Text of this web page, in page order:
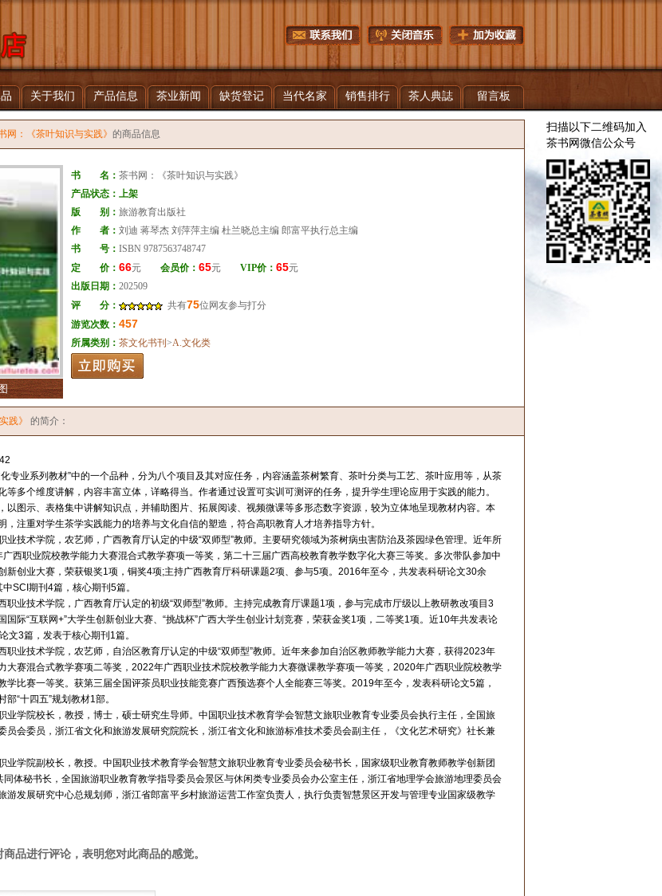
关于我们 产品信息 茶业新闻 缺货登记 当代名家 销售排行 茶人典誌 留言板
网：《茶叶知识与实践》 的商品信息
书 名： 茶书网：《茶叶知识与实践》
产品状态： 上架
版 别： 旅游教育出版社
作 者： 刘迪 蒋琴杰 刘萍萍主编 杜兰晓总主编 郎富平执行总主编
书 号： ISBN 9787563748747
定 价： 66元 会员价： 65元 VIP价： 65元
出版日期： 202509
评 分：
共有75位网友参与打分
游览次数： 457
所属类别： 茶文化书刊 >A.文化类
践》 的简介：
专业系列教材”中的一个品种，分为八个项目及其对应任务，内容涵盖茶树繁育、茶叶分类与工艺、茶叶应用等，从茶
等多个维度讲解，内容丰富立体，详略得当。作者通过设置可实训可测评的任务，提升学生理论应用于实践的能力。
以图示、表格集中讲解知识点，并辅助图片、拓展阅读、视频微课等多形态数字资源，较为立体地呈现教材内容。本
，注重对学生茶学实践能力的培养与文化自信的塑造，符合高职教育人才培养指导方针。
技术学院，农艺师，广西教育厅认定的中级“双师型”教师。主要研究领域为茶树病虫害防治及茶园绿色管理。近年所
西职业院校教学能力大赛混合式教学赛项一等奖，第二十三届广西高校教育教学数字化大赛三等奖。多次带队参加中
新创业大赛，荣获银奖1项，铜奖4项;主持广西教育厅科研课题2项、参与5项。2016年至今，共发表科研论文30余
SCI期刊4篇，核心期刊5篇。
业技术学院，广西教育厅认定的初级“双师型”教师。主持完成教育厅课题1项，参与完成市厅级以上教研教改项目3
国际“互联网+”大学生创新创业大赛、“挑战杯”广西大学生创业计划竞赛，荣获金奖1项，二等奖1项。近10年共发表论
文3篇，发表于核心期刊1篇。
业技术学院，农艺师，自治区教育厅认定的中级“双师型”教师。近年来参加自治区教师教学能力大赛，获得2023年
大赛混合式教学赛项二等奖，2022年广西职业技术院校教学能力大赛微课教学赛项一等奖，2020年广西职业院校教学
学比赛一等奖。获第三届全国评茶员职业技能竞赛广西预选赛个人全能赛三等奖。2019年至今，发表科研论文5篇，
“十四五”规划教材1部。
业学院校长，教授，博士，硕士研究生导师。中国职业技术教育学会智慧文旅职业教育专业委员会执行主任，全国旅
员会委员，浙江省文化和旅游发展研究院院长，浙江省文化和旅游标准技术委员会副主任，《文化艺术研究》社长兼
学院副校长，教授。中国职业技术教育学会智慧文旅职业教育专业委员会秘书长，国家级职业教育教师教学创新团
同体秘书长，全国旅游职业教育教学指导委员会景区与休闲类专业委员会办公室主任，浙江省地理学会旅游地理委员会
游发展研究中心总规划师，浙江省郎富平乡村旅游运营工作室负责人，执行负责智慧景区开发与管理专业国家级教学
商品进行评论，表明您对此商品的感觉。
扫描以下二维码加入
茶书网微信公众号